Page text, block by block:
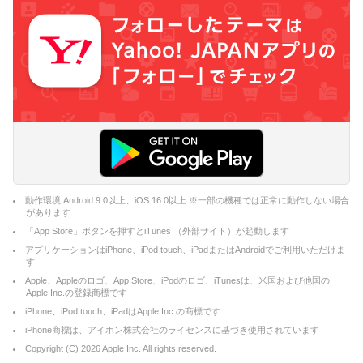
動作環境 Android 9.0以上、iOS 16.0以上 ※一部の機種では正常に動作しない場合
があります
「App Store」ボタンを押すとiTunes （外部サイト）が起動します
アプリケーションはiPhone、iPod touch、iPadまたはAndroidでご利用いただけま
す
Apple、Appleのロゴ、App Store、iPodのロゴ、iTunesは、米国および他国の
Apple Inc.の登録商標です
iPhone、iPod touch、iPadはApple Inc.の商標です
iPhone商標は、アイホン株式会社のライセンスに基づき使用されています
Copyright (C) 2026Apple Inc. All rights reserved.